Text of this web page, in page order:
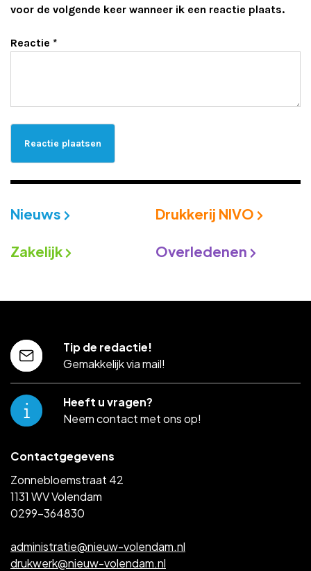
voor de volgende keer wanneer ik een reactie plaats.
Reactie *
Nieuws Drukkerij NIVO
Zakelijk Overledenen
Contactgegevens
Zonnebloemstraat 42
1131 WV Volendam
0299-364830
administratie@nieuw-volendam.nl
drukwerk@nieuw-volendam.nl
Tip de redactie!
Gemakkelijk via mail!
Heeft u vragen?
Neem contact met ons op!